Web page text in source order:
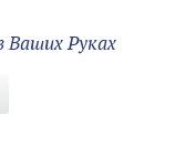
Ваших Руках